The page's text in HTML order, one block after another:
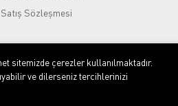
Satış Sözleşmesi
sitemizde çerezler kullanılmaktadır.
ve dilerseniz tercihlerinizi